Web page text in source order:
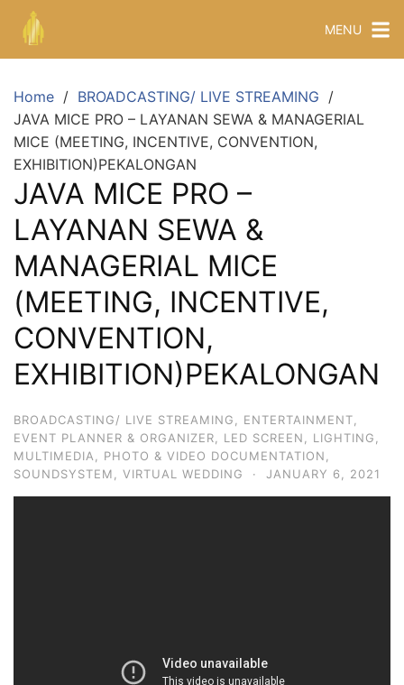
MENU
Home
BROADCASTING/ LIVE STREAMING
JAVA MICE PRO – LAYANAN SEWA & MANAGERIAL
MICE (MEETING, INCENTIVE, CONVENTION,
EXHIBITION)PEKALONGAN
JAVA MICE PRO –
LAYANAN SEWA &
MANAGERIAL MICE
(MEETING, INCENTIVE,
CONVENTION,
EXHIBITION)PEKALONGAN
BROADCASTING/ LIVE STREAMING ENTERTAINMENT
EVENT PLANNER & ORGANIZER
LED SCREEN LIGHTING
MULTIMEDIA
PHOTO & VIDEO DOCUMENTATION
SOUNDSYSTEM
VIRTUAL WEDDING · JANUARY 6, 2021